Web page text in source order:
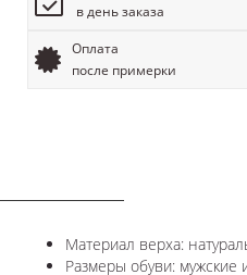
в день заказа
Оплата
после примерки
Материал верха:
Размеры обуви: мужские